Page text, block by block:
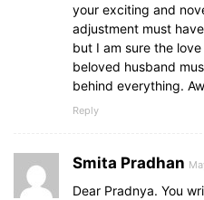
your exciting and
adjustment must
but I am sure the
beloved husband
behind everything.
Reply
Smita Pradhan
Dear Pradnya. You